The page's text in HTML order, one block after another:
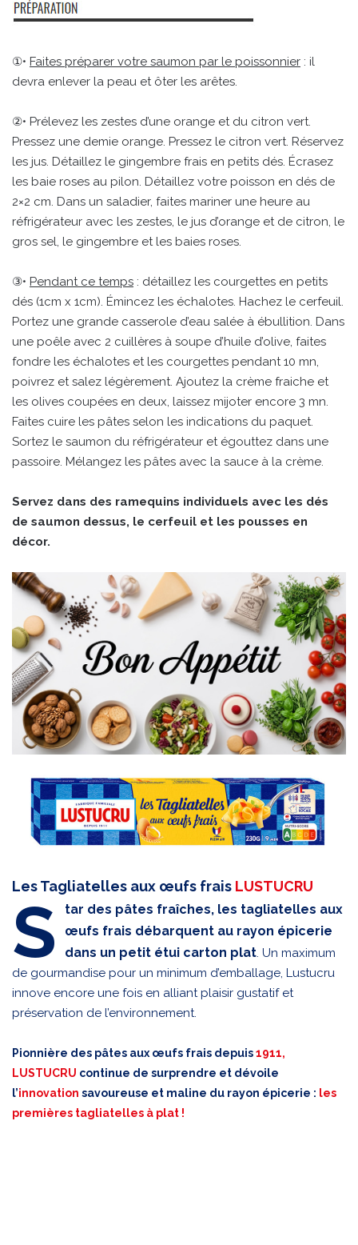
①• Faites préparer votre saumon par le poissonnier : il
devra enlever la peau et ôter les arêtes.
②• Prélevez les zestes d’une orange et du citron vert.
Pressez une demie orange. Pressez le citron vert. Réservez
les jus. Détaillez le gingembre frais en petits dés. Écrasez
les baie roses au pilon. Détaillez votre poisson en dés de
2×2 cm. Dans un saladier, faites mariner une heure au
réfrigérateur avec les zestes, le jus d’orange et de citron, le
gros sel, le gingembre et les baies roses.
③• Pendant ce temps : détaillez les courgettes en petits
dés (1cm x 1cm). Émincez les échalotes. Hachez le cerfeuil.
Portez une grande casserole d’eau salée à ébullition. Dans
une poêle avec 2 cuillères à soupe d’huile d’olive, faites
fondre les échalotes et les courgettes pendant 10 mn,
poivrez et salez légèrement. Ajoutez la crème fraiche et
les olives coupées en deux, laissez mijoter encore 3 mn.
Faites cuire les pâtes selon les indications du paquet.
Sortez le saumon du réfrigérateur et égouttez dans une
passoire. Mélangez les pâtes avec la sauce à la crème.
Servez dans des ramequins individuels avec les dés
de saumon dessus, le cerfeuil et les pousses en
décor.
Les Tagliatelles aux œufs frais LUSTUCRU
S
tar des pâtes fraîches, les tagliatelles aux
œufs frais débarquent au rayon épicerie
dans un petit étui carton plat. Un maximum
de gourmandise pour un minimum d’emballage, Lustucru
innove encore une fois en alliant plaisir gustatif et
préservation de l’environnement.
Pionnière des pâtes aux œufs frais depuis1911,
LUSTUCRU continue de surprendre et dévoile
l’innovation savoureuse et maline du rayon épicerie : les
premières tagliatelles à plat !